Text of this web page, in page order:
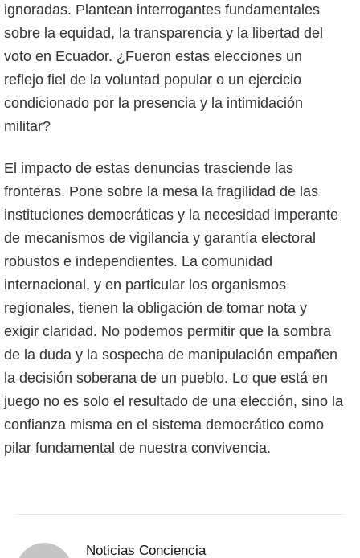
ignoradas. Plantean interrogantes fundamentales
sobre la equidad, la transparencia y la libertad del
voto en Ecuador. ¿Fueron estas elecciones un
reflejo fiel de la voluntad popular o un ejercicio
condicionado por la presencia y la intimidación
militar?
El impacto de estas denuncias trasciende las
fronteras. Pone sobre la mesa la fragilidad de las
instituciones democráticas y la necesidad imperante
de mecanismos de vigilancia y garantía electoral
robustos e independientes. La comunidad
internacional, y en particular los organismos
regionales, tienen la obligación de tomar nota y
exigir claridad. No podemos permitir que la sombra
de la duda y la sospecha de manipulación empañen
la decisión soberana de un pueblo. Lo que está en
juego no es solo el resultado de una elección, sino la
confianza misma en el sistema democrático como
pilar fundamental de nuestra convivencia.
Noticias Conciencia